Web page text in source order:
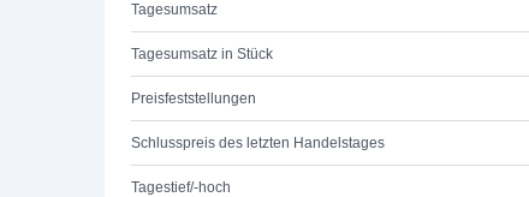
Tagesumsatz
Tagesumsatz in Stück
Preisfeststellungen
Schlusspreis des letzten Handelstages
Tagestief/-hoch